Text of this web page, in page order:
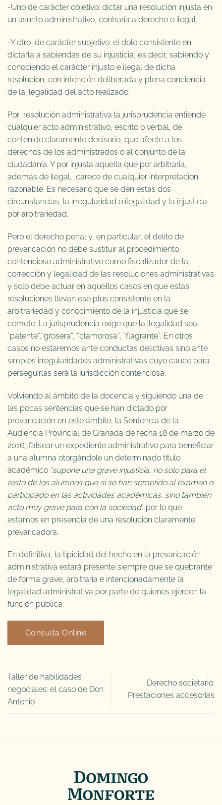
-Uno de carácter objetivo: dictar una resolución injusta en
un asunto administrativo, contraria a derecho o ilegal.
-Y otro de carácter subjetivo: el dolo consistente en
dictarla a sabiendas de su injusticia, es decir, sabiendo y
conociendo el carácter injusto e ilegal de dicha
resolución, con intención deliberada y plena conciencia
de la ilegalidad del acto realizado.
Por resolución administrativa la jurisprudencia entiende
cualquier acto administrativo, escrito o verbal, de
contenido claramente decisorio, que afecte a los
derechos de los administrados o al conjunto de la
ciudadanía. Y por injusta aquella que por arbitraria,
además de ilegal, carece de cualquier interpretación
razonable. Es necesario que se den estas dos
circunstancias, la irregularidad o ilegalidad y la injusticia
por arbitrariedad.
Pero el derecho penal y, en particular, el delito de
prevaricación no debe sustituir al procedimiento
contencioso administrativo como fiscalizador de la
corrección y legalidad de las resoluciones administrativas
y solo debe actuar en aquellos casos en que estas
resoluciones llevan ese plus consistente en la
arbitrariedad y conocimiento de la injusticia que se
comete. La jurisprudencia exige que la ilegalidad sea
“patente”,“grosera”, “clamorosa”, “flagrante”. En otros
casos no estaremos ante conductas delictivas sino ante
simples irregularidades administrativas cuyo cauce para
perseguirlas será la jurisdicción contenciosa.
Volviendo al ámbito de la docencia y siguiendo una de
las pocas sentencias que se han dictado por
prevaricación en este ámbito, la Sentencia de la
Audiencia Provincial de Granada de fecha 18 de marzo de
2016, falsear un expediente administrativo para beneficiar
a una alumna otorgándole un determinado título
académico “supone una grave injusticia, no solo para el
resto de los alumnos que sí se han sometido al examen o
participado en las actividades académicas, sino también
acto muy grave para con la sociedad” por lo que
estamos en presencia de una resolución claramente
prevaricadora.
En definitiva, la tipicidad del hecho en la prevaricación
administrativa estará presente siempre que se quebrante
de forma grave, arbitraria e intencionadamente la
legalidad administrativa por parte de quienes ejercen la
función pública.
Consulta Online
Taller de habilidades
negociales: el caso de Don
Antonio
Derecho societario:
Prestaciones accesorias